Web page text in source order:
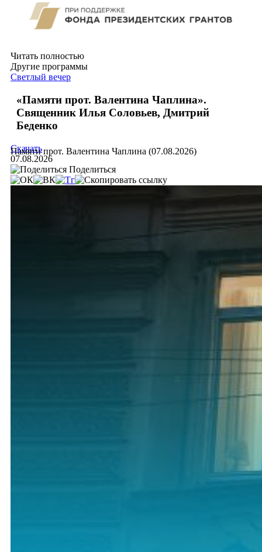
Читать полностью
Другие программы
Светлый вечер
«Памяти прот. Валентина Чаплина».
Священник Илья Соловьев, Дмитрий
Беденко
Памяти прот. Валентина Чаплина (07.08.2026)
Скачать
07.08.2026
Поделиться